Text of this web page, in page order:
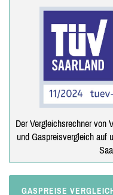
Der Vergleichsrechner von
und Gaspreisvergleich auf
GASPREISE